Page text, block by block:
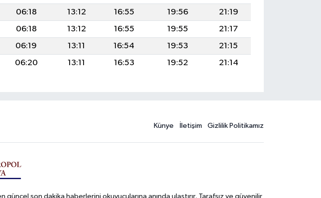
06:18 13:12 16:55 19:56
21:19
06:18 13:12 16:55 19:55
21:17
06:19 13:11 16:54 19:53
21:15
06:20 13:11 16:53 19:52 21:14
Künye İletişim Gizlilik Politikamız
son dakika haberlerini okuyucularına anında ulaştırır. Tarafsız ve güvenilir